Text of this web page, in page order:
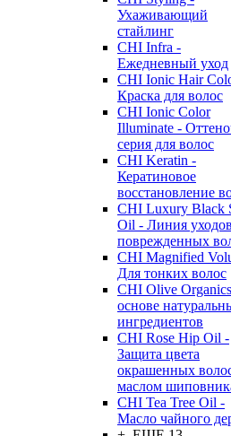
Ухаживающий
стайлинг
CHI Infra -
Ежедневный уход
CHI Ionic Hair
Краска для волос
CHI Ionic Color
Illuminate -
серия для волос
CHI Keratin -
Кератиновое
восстановление
CHI Luxury Black
Oil - Линия
поврежденных
CHI Magnified
Для тонких волос
CHI Olive
основе
ингредиентов
CHI Rose Hip Oil -
Защита цвета
окрашенных
маслом
CHI Tea Tree Oil -
Масло чайного